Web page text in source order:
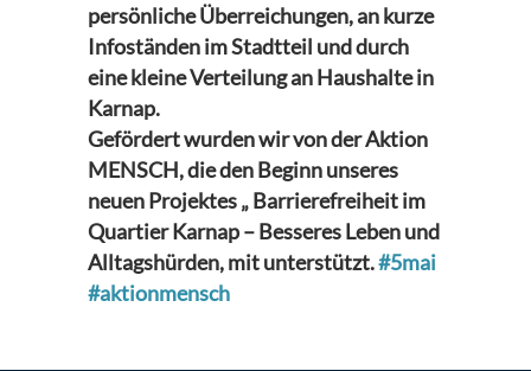
persönliche Überreichungen, an kurze
Infoständen im Stadtteil und durch
eine kleine Verteilung an Haushalte in
Karnap.
Gefördert wurden wir von der Aktion
MENSCH, die den Beginn unseres
neuen Projektes „ Barrierefreiheit im
Quartier Karnap – Besseres Leben und
Alltagshürden, mit unterstützt.#5mai
#aktionmensch